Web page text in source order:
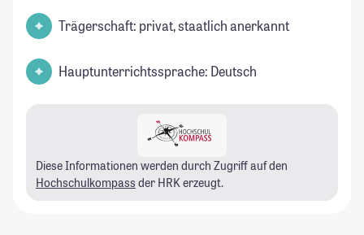
Trägerschaft: privat, staatlich anerkannt
Hauptunterrichtssprache: Deutsch
Diese Informationen werden durch Zugriff auf den
Hochschulkompass der HRK erzeugt.